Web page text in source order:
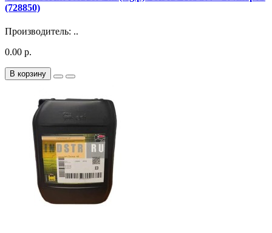
(728850)
Производитель: ..
0.00 р.
В корзину